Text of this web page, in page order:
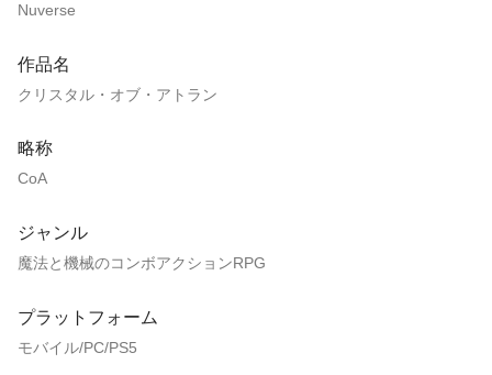
Nuverse
作品名
クリスタル・オブ・アトラン
略称
CoA
ジャンル
魔法と機械のコンボアクションRPG
プラットフォーム
モバイル/PC/PS5